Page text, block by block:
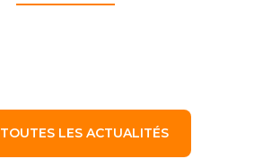
TOUTES LES ACTUALITÉS